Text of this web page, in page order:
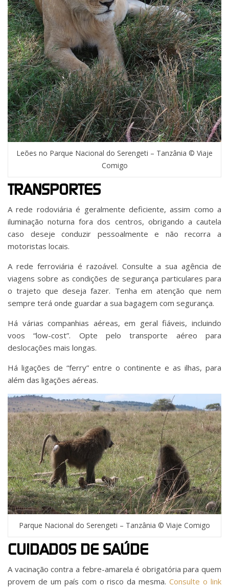
Leões no Parque Nacional do Serengeti – Tanzânia © Viaje
Comigo
TRANSPORTES
A rede rodoviária é geralmente deficiente, assim como a
iluminação noturna fora dos centros, obrigando a cautela
caso deseje conduzir pessoalmente e não recorra a
motoristas locais.
A rede ferroviária é razoável. Consulte a sua agência de
viagens sobre as condições de segurança particulares para
o trajeto que deseja fazer. Tenha em atenção que nem
sempre terá onde guardar a sua bagagem com segurança.
Há várias companhias aéreas, em geral fiáveis, incluindo
voos “low-cost”. Opte pelo transporte aéreo para
deslocações mais longas.
Há ligações de “ferry” entre o continente e as ilhas, para
além das ligações aéreas.
Parque Nacional do Serengeti – Tanzânia © Viaje Comigo
CUIDADOS DE SAÚDE
A vacinação contra a febre-amarela é obrigatória para quem
provem de um país com o risco da mesma.Consulte o link